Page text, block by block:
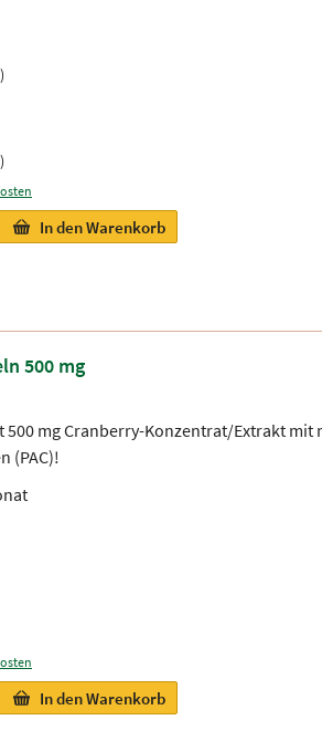
In den Warenkorb
500 mg
500 mg Cranberry-Konzentrat/Extrakt mit
(PAC)!
In den Warenkorb